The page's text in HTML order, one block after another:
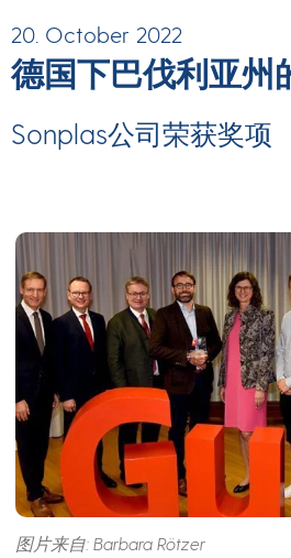
20. October 2022
德国下巴伐利亚州
Sonplas公司荣获奖项
图片来自: Barbara Rötzer